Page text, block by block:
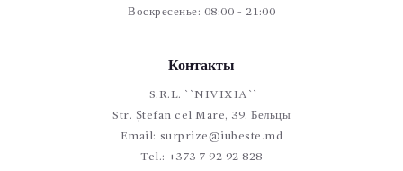
Воскресенье: 08:00 - 21:00
Контакты
S.R.L. ``NIVIXIA``
Str. Ștefan cel Mare, 39. Бельцы
Email: surprize@iubeste.md
Tel.: +373 7 92 92 828